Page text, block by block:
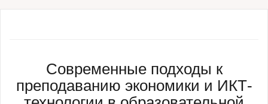
Современные подходы к
преподаванию экономики и ИКТ-